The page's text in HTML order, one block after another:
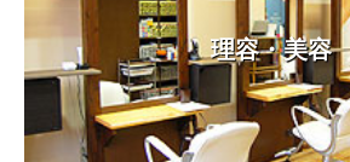
理容・美容